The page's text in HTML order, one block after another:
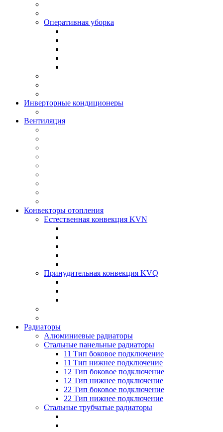
Оперативная уборка
Инверторные кондиционеры
Вентиляция
Конвекторы отопления
Естественная конвекция KVN
Принудительная конвекция KVQ
Радиаторы
Алюминиевые радиаторы
Стальные панельные радиаторы
11 Тип боковое подключение
11 Тип нижнее подключение
12 Тип боковое подключение
12 Тип нижнее подключение
22 Тип боковое подключение
22 Тип нижнее подключение
Стальные трубчатые радиаторы